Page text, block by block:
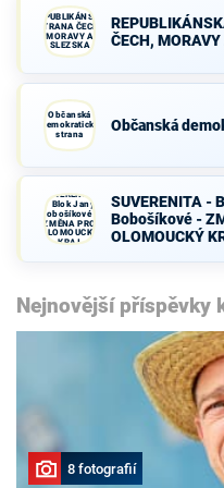
REPUBLIKÁNSKÁ
STRANA ČECH,
MORAVY A
SLEZSKA
ČECH,
Občanská
demokratická
strana
Občanská
SUVERENITA
- Blok Jany
Bobošíkové -
ZMĚNA PRO
OLOMOUCKÝ
KRAJ
SUVERENITA -
Bobošíkové -
OLOMOUCKÝ
Nejnovější příspěvky
8 fotografií